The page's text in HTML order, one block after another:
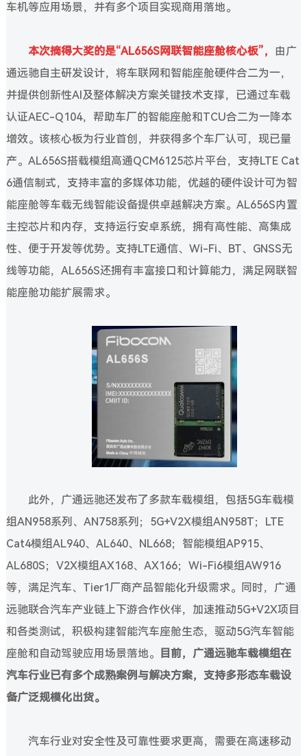
车机等应用场景，并有多个项目实现商用落地。
本次摘得大奖的是“AL656S网联智能座舱核心板”，
由广
通远驰自主研发设计，将车联网和智能座舱硬件合二为一，
并提供创新性AI及整体解决方案关键技术支撑，已通过车载
认证AEC-Q104，帮助车厂的智能座舱和TCU合二为一降本
增效。该核心板为行业首创，并获得多个车厂认可，现已量
产。AL656S搭载模组高通QCM6125芯片平台，支持LTE Cat
6通信制式，支持丰富的多媒体功能，优越的硬件设计可为智
能座舱等车载无线智能设备提供卓越解决方案。AL656S内置
主控芯片和内存，支持运行安卓系统，拥有高性能、高集成
性、便于开发等优势。支持LTE通信、Wi-Fi、BT、GNSS无
线等功能，AL656S还拥有丰富接口和计算能力，满足网联智
能座舱功能扩展需求。
此外，广通远驰还发布了多款车载模组，包括5G车载模
组AN958系列、AN758系列；5G+V2X模组AN958T；LTE
Cat4模组AL940、AL640、NL668；智能模组AP915、
AL680S；V2X模组AX168、AX166；Wi-Fi6模组AW916
等，满足汽车、Tier1厂商产品智能化升级需求。同时，广通
远驰联合汽车产业链上下游合作伙伴，加速推动5G+V2X项目
和各类测试，积极构建智能汽车座舱生态，驱动5G汽车智能
座舱和自动驾驶应用场景落地。
目前，广通远驰车载模组在
汽车行业已有多个成熟案例与解决方案，支持多形态车载设
备广泛规模化出货。
汽车行业对安全性及可靠性要求更高，需要在高速移动